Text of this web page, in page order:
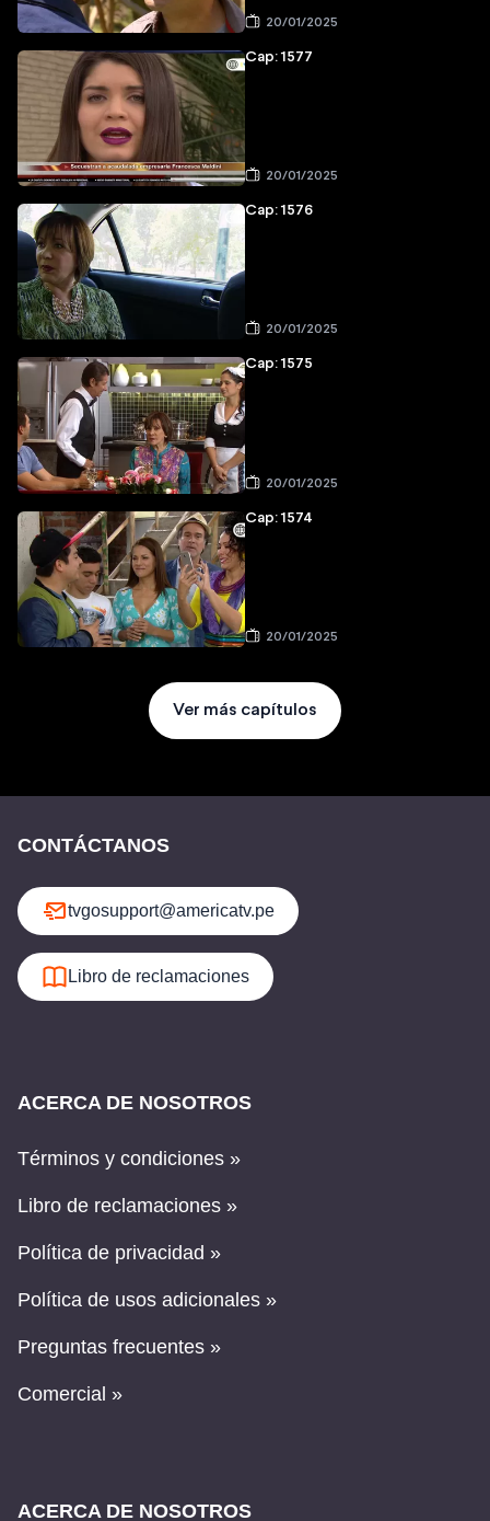
20/01/2025
Cap: 1577
20/01/2025
Cap: 1576
20/01/2025
Cap: 1575
20/01/2025
Cap: 1574
20/01/2025
Ver más capítulos
CONTÁCTANOS
tvgosupport@americatv.pe
Libro de reclamaciones
ACERCA DE NOSOTROS
Términos y condiciones »
Libro de reclamaciones »
Política de privacidad »
Política de usos adicionales »
Preguntas frecuentes »
Comercial »
ACERCA DE NOSOTROS